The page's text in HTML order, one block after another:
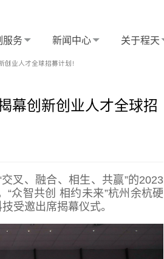
服务 新闻中心
关于程天
业人才全球招募计划！
幕创新创业人才全球招
叉、融合、相生、共赢”的2023
众智共创 相约未来”杭州余杭硬
受邀出席揭幕仪式。